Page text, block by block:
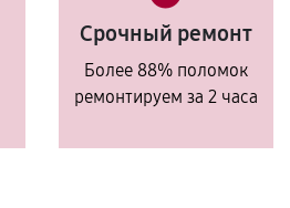
Срочный ремонт
Более 88% поломок
ремонтируем за 2 часа